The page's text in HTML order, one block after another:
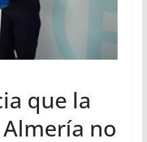
que la
no